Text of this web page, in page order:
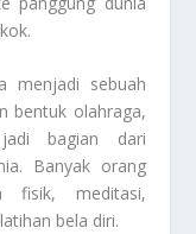
menjadi sebuah
bentuk olahraga,
bagian dari
Banyak orang
fisik, meditasi,
bela diri.